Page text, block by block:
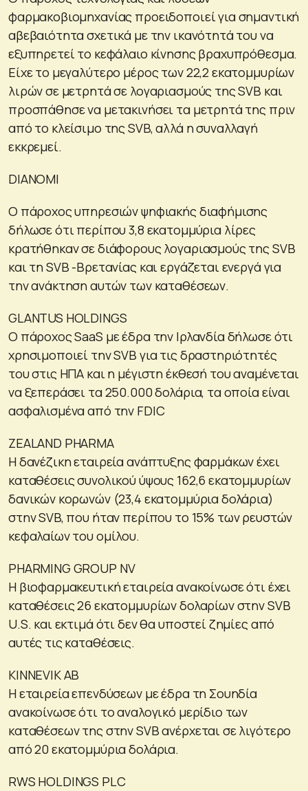
φαρμακοβιομηχανίας προειδοποιεί για σημαντική
αβεβαιότητα σχετικά με την ικανότητά του να
εξυπηρετεί το κεφάλαιο κίνησης βραχυπρόθεσμα.
Είχε το μεγαλύτερο μέρος των 22,2 εκατομμυρίων
λιρών σε μετρητά σε λογαριασμούς της SVB και
προσπάθησε να μετακινήσει τα μετρητά της πριν
από το κλείσιμο της SVB, αλλά η συναλλαγή
εκκρεμεί.
DIANOMI
Ο πάροχος υπηρεσιών ψηφιακής διαφήμισης
δήλωσε ότι περίπου 3,8 εκατομμύρια λίρες
κρατήθηκαν σε διάφορους λογαριασμούς της SVB
και τη SVB -Bρετανίας και εργάζεται ενεργά για
την ανάκτηση αυτών των καταθέσεων.
GLANTUS HOLDINGS
Ο πάροχος SaaS με έδρα την Ιρλανδία δήλωσε ότι
χρησιμοποιεί την SVB για τις δραστηριότητές
του στις ΗΠΑ και η μέγιστη έκθεσή του αναμένεται
να ξεπεράσει τα 250.000 δολάρια, τα οποία είναι
ασφαλισμένα από την FDIC
ZEALAND PHARMA
Η δανέζικη εταιρεία ανάπτυξης φαρμάκων έχει
καταθέσεις συνολικού ύψους 162,6 εκατομμυρίων
δανικών κορωνών (23,4 εκατομμύρια δολάρια)
στην SVB, που ήταν περίπου το 15% των ρευστών
κεφαλαίων του ομίλου.
PHARMING GROUP NV
Η βιοφαρμακευτική εταιρεία ανακοίνωσε ότι έχει
καταθέσεις 26 εκατομμυρίων δολαρίων στην SVB
U.S. και εκτιμά ότι δεν θα υποστεί ζημίες από
αυτές τις καταθέσεις.
KINNEVIK AB
Η εταιρεία επενδύσεων με έδρα τη Σουηδία
ανακοίνωσε ότι το αναλογικό μερίδιο των
καταθέσεων της στην SVB ανέρχεται σε λιγότερο
από 20 εκατομμύρια δολάρια.
RWS HOLDINGS PLC